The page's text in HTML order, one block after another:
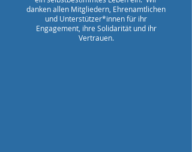
danken allen Mitgliedern, Ehrenamtlichen
und Unterstützer*innen für ihr
Engagement, ihre Solidarität und ihr
Vertrauen.